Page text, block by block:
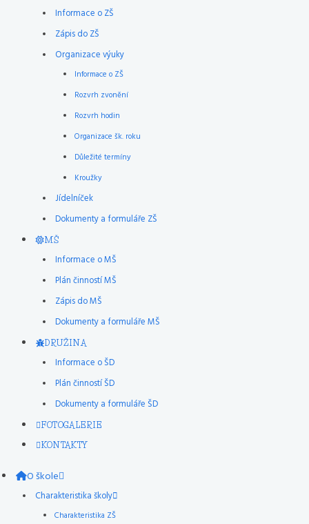
Informace o ZŠ
Zápis do ZŠ
Organizace výuky
Informace o ZŠ
Rozvrh zvonění
Rozvrh hodin
Organizace šk. roku
Důležité termíny
Kroužky
Jídelníček
Dokumenty a formuláře ZŠ
MŠ
Informace o MŠ
Plán činností MŠ
Zápis do MŠ
Dokumenty a formuláře MŠ
DRUŽINA
Informace o ŠD
Plán činností ŠD
Dokumenty a formuláře ŠD
FOTOGALERIE
KONTAKTY
O škole
Charakteristika školy
Charakteristika ZŠ